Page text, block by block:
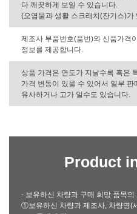
다 깨끗하게 보일 수 있습니다.
(오염물과 생활 스크래치(잔기스)가
제조사 부품번호(품번)와 신품가격
정보를 제공합니다.
상품 가격은 연도가 지날수록 혹은
가격 변동이 있을 수 있어서 일부
유사하거나 고가 일수도 있습니다.
Product
- 보유하신 차량과 구매 희망 품목
①보유하신 차량과 제조사, 차량명(